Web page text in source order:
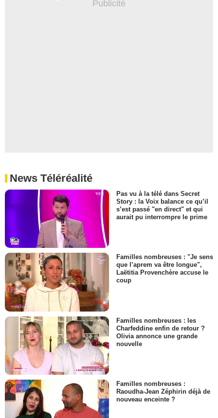
News Téléréalité
Pas vu à la télé dans Secret
Story : la Voix balance ce qu’il
s’est passé "en direct" et qui
aurait pu interrompre le prime
Familles nombreuses : "Je sens
que l’aprem va être longue",
Laëtitia Provenchère accuse le
coup
Familles nombreuses : les
Charfeddine enfin de retour ?
Olivia annonce une grande
nouvelle
Familles nombreuses :
Raoudha-Jean Zéphirin déjà de
nouveau enceinte ?